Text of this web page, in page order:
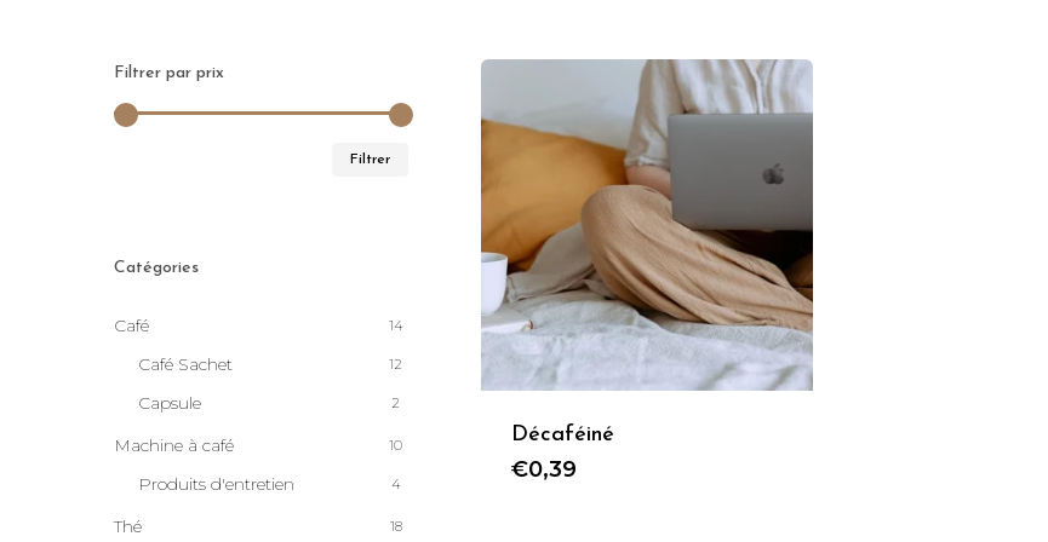
Filtrer par prix
Filtrer
Catégories
Café 14
Café Sachet 12
Capsule 2
Machine à café 10
Produits d'entretien 4
Thé 18
Décaféiné
€0,39